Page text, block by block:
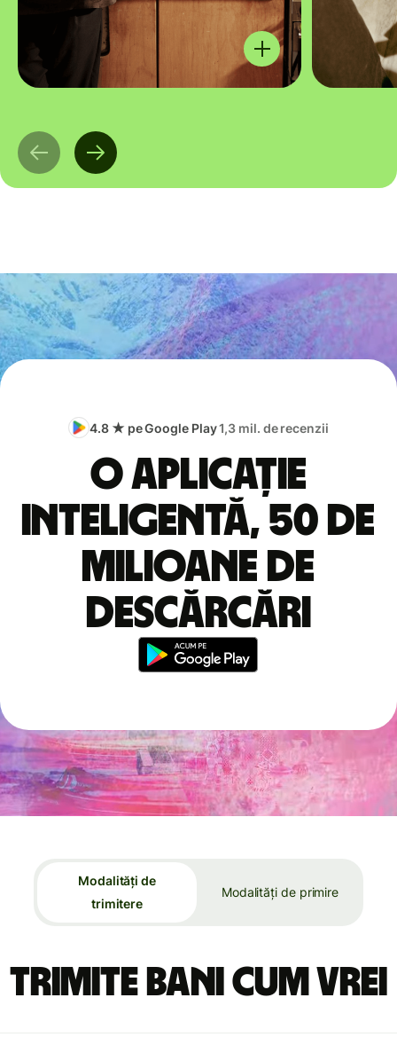
4.8 ★ pe Google Play1,3 mil. de recenzii
O aplicație
inteligentă, 50 de
milioane de
descărcări
Modalități de
trimitere
Modalități de primire
Trimite bani cum vrei